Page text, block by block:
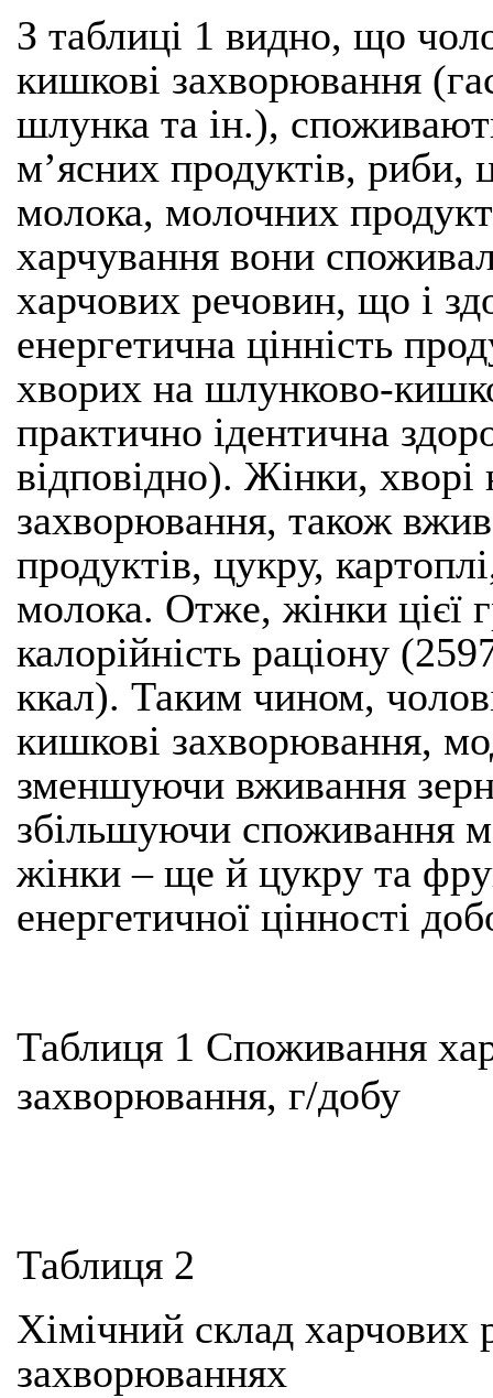
З таблиці 1 видно, що
кишкові захворювання
шлунка та ін.),
м’ясних продуктів, риби,
молока, молочних
харчування вони
харчових речовин, що і
енергетична цінність
хворих на шлунково-
практично ідентична
відповідно). Жінки,
захворювання, також
продуктів, цукру,
молока. Отже, жінки цієї
калорійність раціону
ккал). Таким чином,
кишкові захворювання,
зменшуючи вживання
збільшуючи споживання
жінки – ще й цукру та
енергетичної цінності
Таблиця 1 Споживання
захворювання, г/добу
Таблиця 2
Хімічний склад харчових
захворюваннях